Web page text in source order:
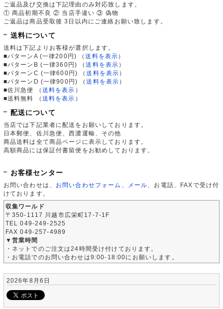
ご返品及び交換は下記理由のみ対応致します。
① 商品初期不良 ② 当店手違い ③ 偽物
ご返品は商品受取後 3日以内にご連絡お願い致します。
送料について
送料は下記よりお客様が選択します。
■パターンA (一律200円)
（送料を表示 ）
■パターンB (一律360円)
（送料を表示 ）
■パターンC (一律600円)
（送料を表示 ）
■パターンD (一律900円)
（送料を表示 ）
■佐川急便
（ 送料を表示 ）
■送料無料
（ 送料を表示 ）
配送について
当店では下記業者に配送をお願いしております。
日本郵便、佐川急便、西濃運輸、その他
商品送料は全て商品ページに表示しております。
高額商品には保証付書留便をお勧めしております。
お客様センター
お問い合わせは、 お問い合わせフォーム メール 、お電話、FAXで受け付
けております。
収集ワールド
〒350-1117 川越市広栄町17-7-1F
TEL 049-249-2525
FAX 049-257-4989
▼営業時間
・ネットでのご注文は24時間受け付けております。
・お電話でのお問い合わせは9:00-18:00にお願いします。
2026年8月6日